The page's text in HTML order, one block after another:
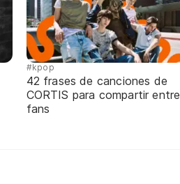
#kpop
42 frases de canciones de
CORTIS para compartir entre
fans